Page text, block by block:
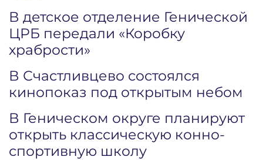
В детское отделение Генической
ЦРБ передали «Коробку
храбрости»
В Счастливцево состоялся
кинопоказ под открытым небом
В Геническом округе планируют
открыть классическую конно-
спортивную школу